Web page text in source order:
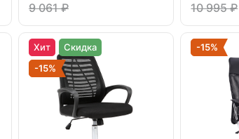
9 061 ₽ 10 995 ₽
Хит
Скидка
-15%
-15%